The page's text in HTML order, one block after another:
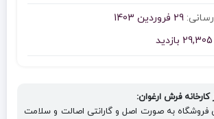
29 فروردین 1403
29,305 بازدید
فرش ارغوان:
فروشگاه به صورت اصل و گارانتی اصالت و سلامت